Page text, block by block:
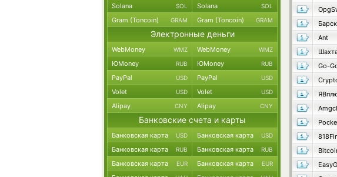
Ant
Go-
Solana SOL Solana SOL
Gram (Toncoin) GRAM Gram (Toncoin) GRAM
Электронные деньги
WebMoney WMZ WebMoney WMZ
ЮMoney RUB ЮMoney RUB
PayPal USD PayPal USD
Volet USD Volet USD
Alipay CNY Alipay CNY
Банковские счета и карты
Банковская карта USD Банковская карта USD
Банковская карта RUB Банковская карта RUB
Банковская карта EUR Банковская карта EUR